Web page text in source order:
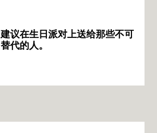
建议在生日派对上送给那些不可
替代的人。